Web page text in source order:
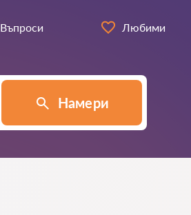
Въпроси Любими
Намери